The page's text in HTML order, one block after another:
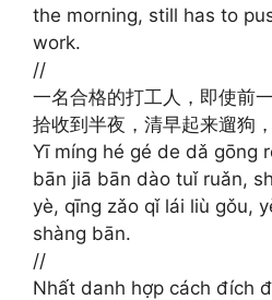
the morning, still has to
work.
//
一名合格的打工人，即使前
拾收到半夜，清早起来遛狗
Yī míng hé gé de dǎ gōng
bān jiā bān dào tuǐ ruǎn,
yè, qīng zǎo qǐ lái liù gǒu,
shàng bān.
//
Nhất danh hợp cách đích